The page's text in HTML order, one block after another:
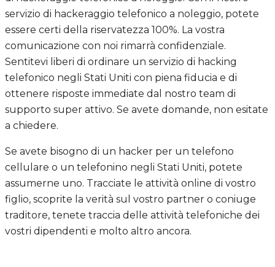
servizio di hackeraggio telefonico a noleggio, potete
essere certi della riservatezza 100%. La vostra
comunicazione con noi rimarrà confidenziale.
Sentitevi liberi di ordinare un servizio di hacking
telefonico negli Stati Uniti con piena fiducia e di
ottenere risposte immediate dal nostro team di
supporto super attivo. Se avete domande, non esitate
a chiedere.
Se avete bisogno di un hacker per un telefono
cellulare o un telefonino negli Stati Uniti, potete
assumerne uno. Tracciate le attività online di vostro
figlio, scoprite la verità sul vostro partner o coniuge
traditore, tenete traccia delle attività telefoniche dei
vostri dipendenti e molto altro ancora.